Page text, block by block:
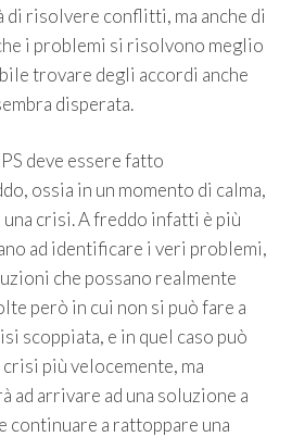
di risolvere conflitti, ma anche di
i problemi si risolvono meglio
trovare degli accordi anche
disperata.
deve essere fatto
ossia in un momento di calma,
una crisi. A freddo infatti è più
ad identificare i veri problemi,
che possano realmente
però in cui non si può fare a
scoppiata, e in quel caso può
più velocemente, ma
arrivare ad una soluzione a
continuare a rattoppare una